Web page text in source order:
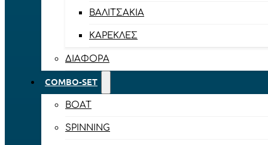
ΒΑΛΙΤΣΆΚΙΑ
ΚΑΡΈΚΛΕΣ
ΔΙΆΦΟΡΑ
COMBO-SET
BOAT
SPINNING